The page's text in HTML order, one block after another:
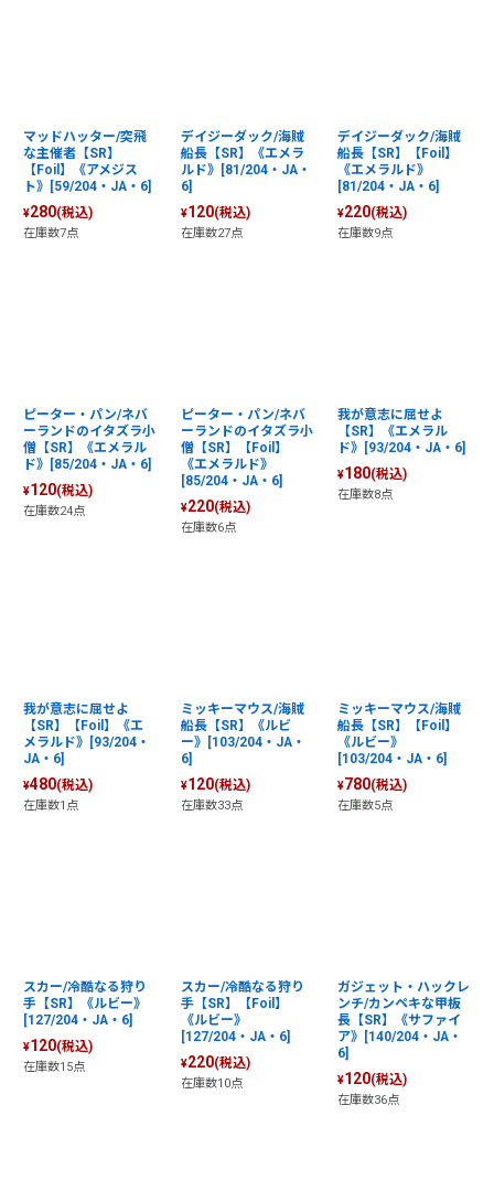
マッドハッター/突飛
な主催者【SR】
【Foil】《アメジス
ト》[59/204・JA・6]
¥280(税込)
在庫数7点
デイジーダック/海賊
船長【SR】《エメラ
ルド》[81/204・JA・
6]
¥120(税込)
在庫数27点
デイジーダック/海賊
船長【SR】【Foil】
《エメラルド》
[81/204・JA・6]
¥220(税込)
在庫数9点
ピーター・パン/ネバ
ーランドのイタズラ小
僧【SR】《エメラル
ド》[85/204・JA・6]
¥120(税込)
在庫数24点
ピーター・パン/ネバ
ーランドのイタズラ小
僧【SR】【Foil】
《エメラルド》
[85/204・JA・6]
¥220(税込)
在庫数6点
我が意志に屈せよ
【SR】《エメラル
ド》[93/204・JA・6]
¥180(税込)
在庫数8点
我が意志に屈せよ
【SR】【Foil】《エ
メラルド》[93/204・
JA・6]
¥480(税込)
在庫数1点
ミッキーマウス/海賊
船長【SR】《ルビ
ー》[103/204・JA・
6]
¥120(税込)
在庫数33点
ミッキーマウス/海賊
船長【SR】【Foil】
《ルビー》
[103/204・JA・6]
¥780(税込)
在庫数5点
スカー/冷酷なる狩り
手【SR】《ルビー》
[127/204・JA・6]
¥120(税込)
在庫数15点
スカー/冷酷なる狩り
手【SR】【Foil】
《ルビー》
[127/204・JA・6]
¥220(税込)
在庫数10点
ガジェット・ハックレ
ンチ/カンペキな甲板
長【SR】《サファイ
ア》[140/204・JA・
6]
¥120(税込)
在庫数36点